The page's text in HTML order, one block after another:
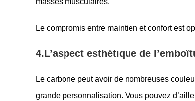
masses musculaires.
Le compromis entre maintien et confort est
4.L’aspect esthétique de
Le carbone peut avoir de nombreuses
grande personnalisation. Vous pouvez